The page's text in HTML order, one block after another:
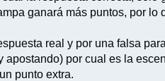
ganará más puntos, por
real y por una falsa
por cual es la
punto extra.